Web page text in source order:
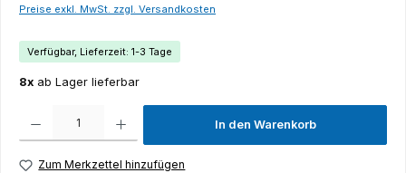
Preise exkl. MwSt. zzgl. Versandkosten
Verfügbar, Lieferzeit: 1-3 Tage
8x ab Lager lieferbar
In den Warenkorb
Zum Merkzettel hinzufügen